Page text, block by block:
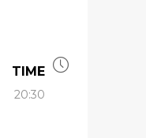
TIME
20:30